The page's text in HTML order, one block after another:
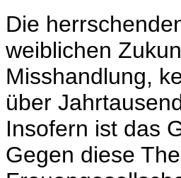
Die
weiblichen
Misshandlung,
über
Insofern ist das
Gegen diese